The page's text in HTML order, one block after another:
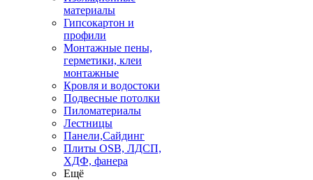
материалы
Гипсокартон и
профили
Монтажные пены,
герметики, клеи
монтажные
Кровля и водостоки
Подвесные потолки
Пиломатериалы
Лестницы
Панели,Сайдинг
Плиты OSB, ЛДСП,
ХДФ, фанера
Ещё